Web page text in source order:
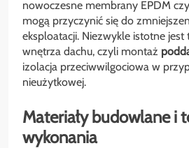
nowoczesne membrany EPDM
mogą przyczynić się do
eksploatacji. Niezwykle istotne
wnętrza dachu, czyli montaż
izolacja przeciwwilgociowa w
nieużytkowej.
Materiały budowlane i
wykonania